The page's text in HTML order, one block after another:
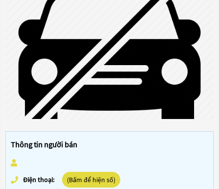
Thông tin người bán
Điện thoại: (Bấm để hiện số)